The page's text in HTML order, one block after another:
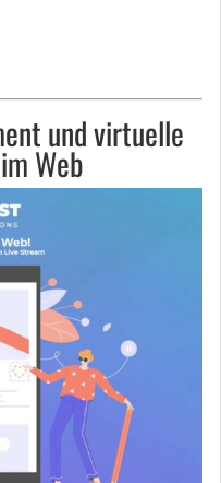
und virtuelle
Web